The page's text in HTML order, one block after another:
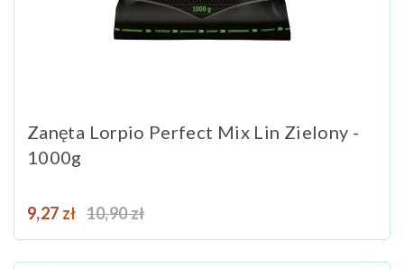
Zanęta Lorpio Perfect Mix Lin Zielony -
1000g
Cena
9,27 zł Cena podstawowa
10,90 zł